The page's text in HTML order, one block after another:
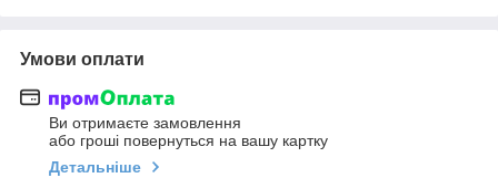
Умови оплати
Ви отримаєте замовлення
або гроші повернуться на вашу картку
Детальніше